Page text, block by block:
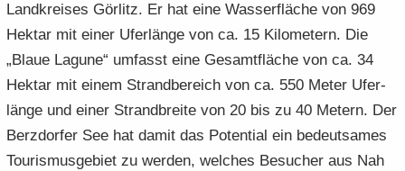
Land­krei­ses Gör­litz. Er hat eine Was­ser­flä­che von 969
Hekt­ar mit einer Ufer­län­ge von ca. 15 Ki­lo­me­tern. Die
„Blaue La­gu­ne“ um­fasst eine Ge­samt­flä­che von ca. 34
Hekt­ar mit einem Strand­be­reich von ca. 550 Meter Ufer­
län­ge und einer Strand­brei­te von 20 bis zu 40 Me­tern. Der
Berz­dor­fer See hat damit das Po­ten­ti­al ein be­deut­sa­mes
Tou­ris­mus­ge­biet zu wer­den, wel­ches Be­su­cher aus Nah